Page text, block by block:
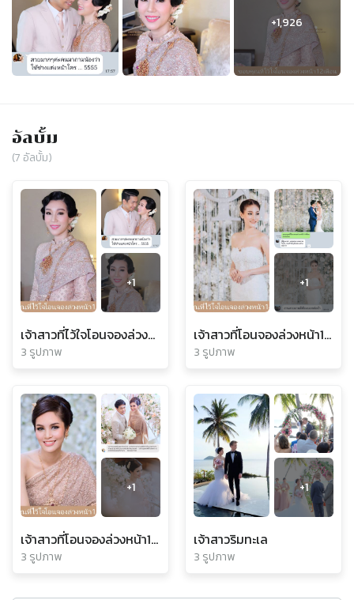
อัลบั้ม
(7 อัลบั้ม)
+1
เจ้าสาวที่ไว้ใจโอนจองล่วงหน้า12เดือน
3 รูปภาพ
+1
เจ้าสาวที่โอนจองล่วงหน้า14เดือน
3 รูปภาพ
+1
เจ้าสาวที่โอนจองล่วงหน้า13เดือน
3 รูปภาพ
+1
เจ้าสาวริมทะเล
3 รูปภาพ